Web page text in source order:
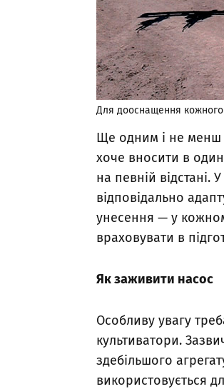
Для дооснащення кожного
Ще одним і не менш
хоче вносити в
на певній відстані.
відповідально
унесення — у
враховувати в
Як заживити насос
Особливу увагу
культиватори.
здебільшого
використовується